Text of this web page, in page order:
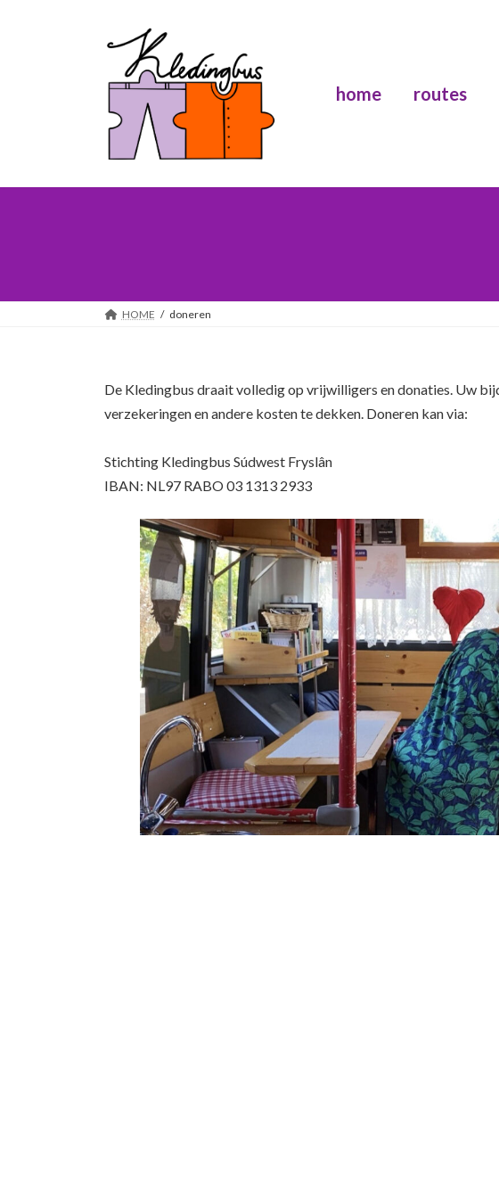
home routes
HOME doneren
De Kledingbus draait volledig op vrijwilligers en donaties. Uw
verzekeringen en andere kosten te dekken. Doneren kan via:
Stichting Kledingbus Súdwest Fryslân
IBAN: NL97 RABO 03 1313 2933